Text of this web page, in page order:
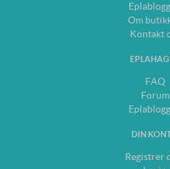
Om
Kontakt
FAQ
Forum
DIN
Registrer